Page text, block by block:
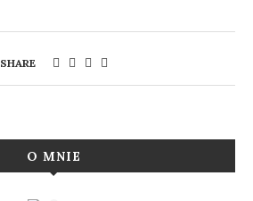
SHARE
O MNIE